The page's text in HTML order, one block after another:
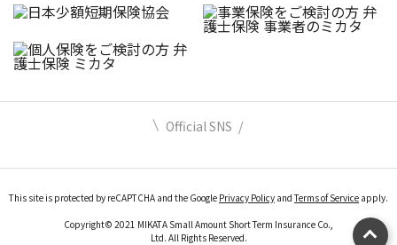
Official SNS
This site is protected by reCAPTCHA and the Google Privacy Policy andTerms of Service apply.
Copyright© 2021 MIKATA Small Amount Short Term Insurance Co.,
Ltd. All Rights Reserved.